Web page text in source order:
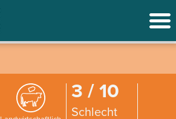
3 / 10
Schlecht